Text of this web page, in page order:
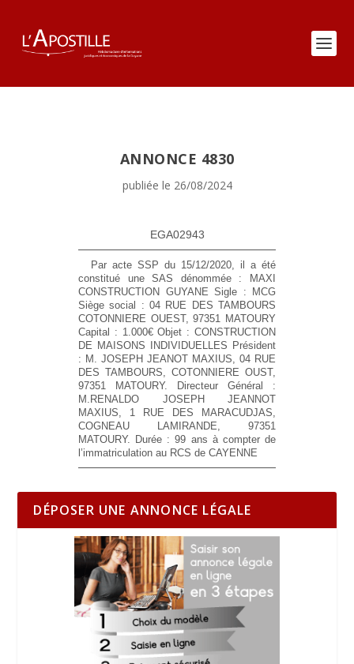
ANNONCE 4830
publiée le 26/08/2024
EGA02943
Par acte SSP du 15/12/2020, il a été
constitué une SAS dénommée : MAXI
CONSTRUCTION GUYANE Sigle : MCG
Siège social : 04 RUE DES TAMBOURS
COTONNIERE OUEST, 97351 MATOURY
Capital : 1.000€ Objet : CONSTRUCTION
DE MAISONS INDIVIDUELLES Président
: M. JOSEPH JEANOT MAXIUS, 04 RUE
DES TAMBOURS, COTONNIERE OUST,
97351 MATOURY. Directeur Général :
M.RENALDO JOSEPH JEANNOT
MAXIUS, 1 RUE DES MARACUDJAS,
COGNEAU LAMIRANDE, 97351
MATOURY. Durée : 99 ans à compter de
l’immatriculation au RCS de CAYENNE
DÉPOSER UNE ANNONCE LÉGALE